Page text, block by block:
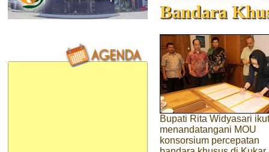
Bandara
Bupati Rita Widyasari ikut
menandatangani MOU
konsorsium percepatan